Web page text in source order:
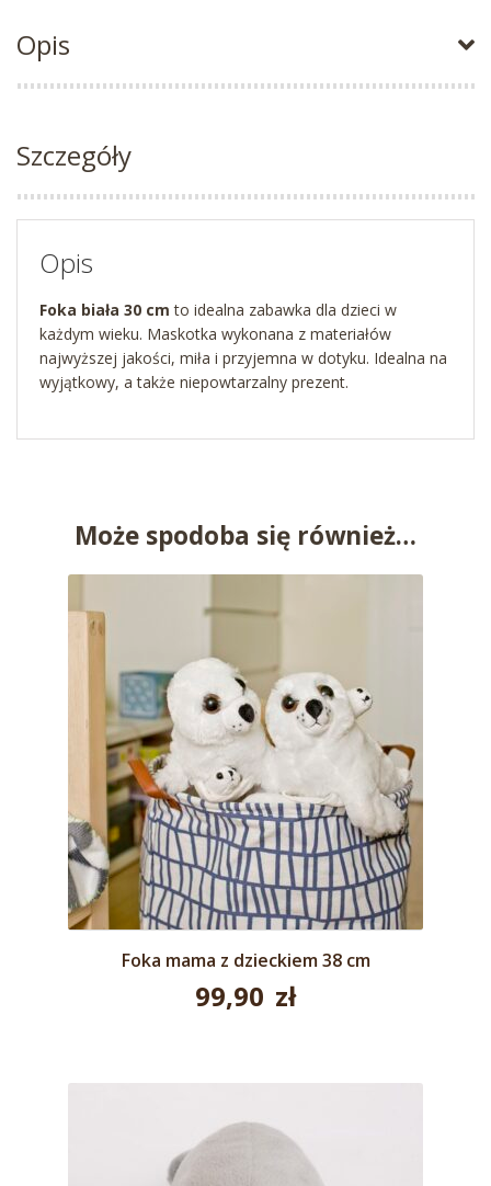
Opis
Szczegóły
Opis
Foka biała 30 cm to idealna zabawka dla dzieci w
każdym wieku. Maskotka wykonana z materiałów
najwyższej jakości, miła i przyjemna w dotyku. Idealna na
wyjątkowy, a także niepowtarzalny prezent.
Może spodoba się również…
Foka mama z dzieckiem 38 cm
99,90 zł